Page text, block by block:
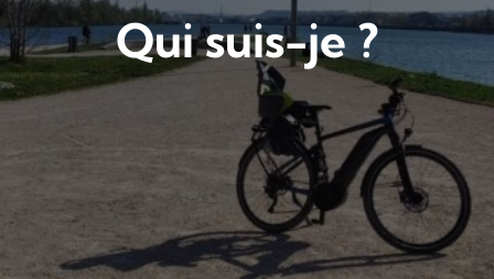
Qui suis-je ?